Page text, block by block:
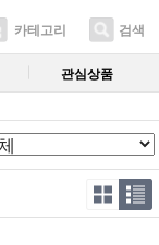
카테고리 검색
관심상품